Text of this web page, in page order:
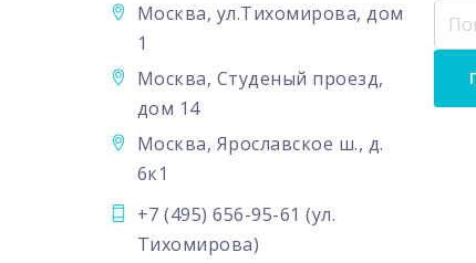
Москва, ул.Тихомирова, дом
1
Москва, Студеный проезд,
дом 14
Москва, Ярославское ш., д.
6к1
+7 (495) 656-95-61 (ул.
Тихомирова)